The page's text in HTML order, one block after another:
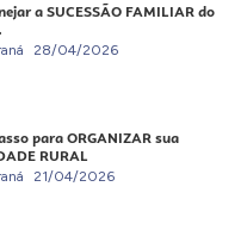
a SUCESSÃO FAMILIAR do
28/04/2026
para ORGANIZAR sua
RURAL
21/04/2026